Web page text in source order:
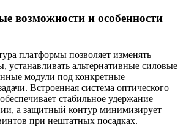
возможности и особенности
платформы позволяет изменять
устанавливать альтернативные силовые
модули под конкретные
Встроенная система оптического
стабильное удержание
а защитный контур минимизирует
при нештатных посадках.